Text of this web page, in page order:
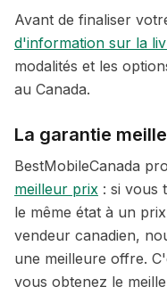
Avant de finaliser
d'information sur la
modalités et les
au Canada.
La garantie
BestMobileCanada
meilleur prix : si vous
le même état à un
vendeur canadien,
une meilleure offre.
vous obtenez le